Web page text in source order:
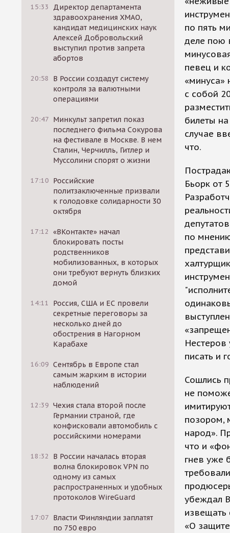
15:33
Директор департамента
здравоохранения ХМАО,
кандидат медицинских наук
Алексей Добровольский
выступил против запрета
абортов
20:58
В России создадут систему
контроля за валютными
операциями
20:47 Минкульт запретил показ
последнего фильма Сокурова
на фестивале в Москве. В нем
Сталин, Черчилль, Гитлер и
Муссолини спорят о жизни
17:10 Российские
политзаключенные призвали
к голодовке солидарности 30
октября
17:12 «ВКонтакте» начал
блокировать посты
родственников
мобилизованных, в которых
они требуют вернуть близких
домой
14:11
Россия, США и ЕС провели
секретные переговоры за
несколько дней до
обострения в Нагорном
Карабахе
16:09 Сентябрь в Европе стал
самым жарким в истории
наблюдений
12:39 Чехия стала второй после
Германии страной, где
конфисковали автомобиль с
российскими номерами
18:32
В России началась вторая
волна блокировок VPN по
одному из самых
распространенных и удобных
протоколов WireGuard
17:07 Власти Финляндии заплатят
по 750 евро
по пять
деле пою
певец и
«минуса»
с собой
билеты
случае
что.
Бьорк от
по
Нестеров
писать и
Сошлись
не
позором,
народ».
что и
гнев уже
убеждал
извещать
«О